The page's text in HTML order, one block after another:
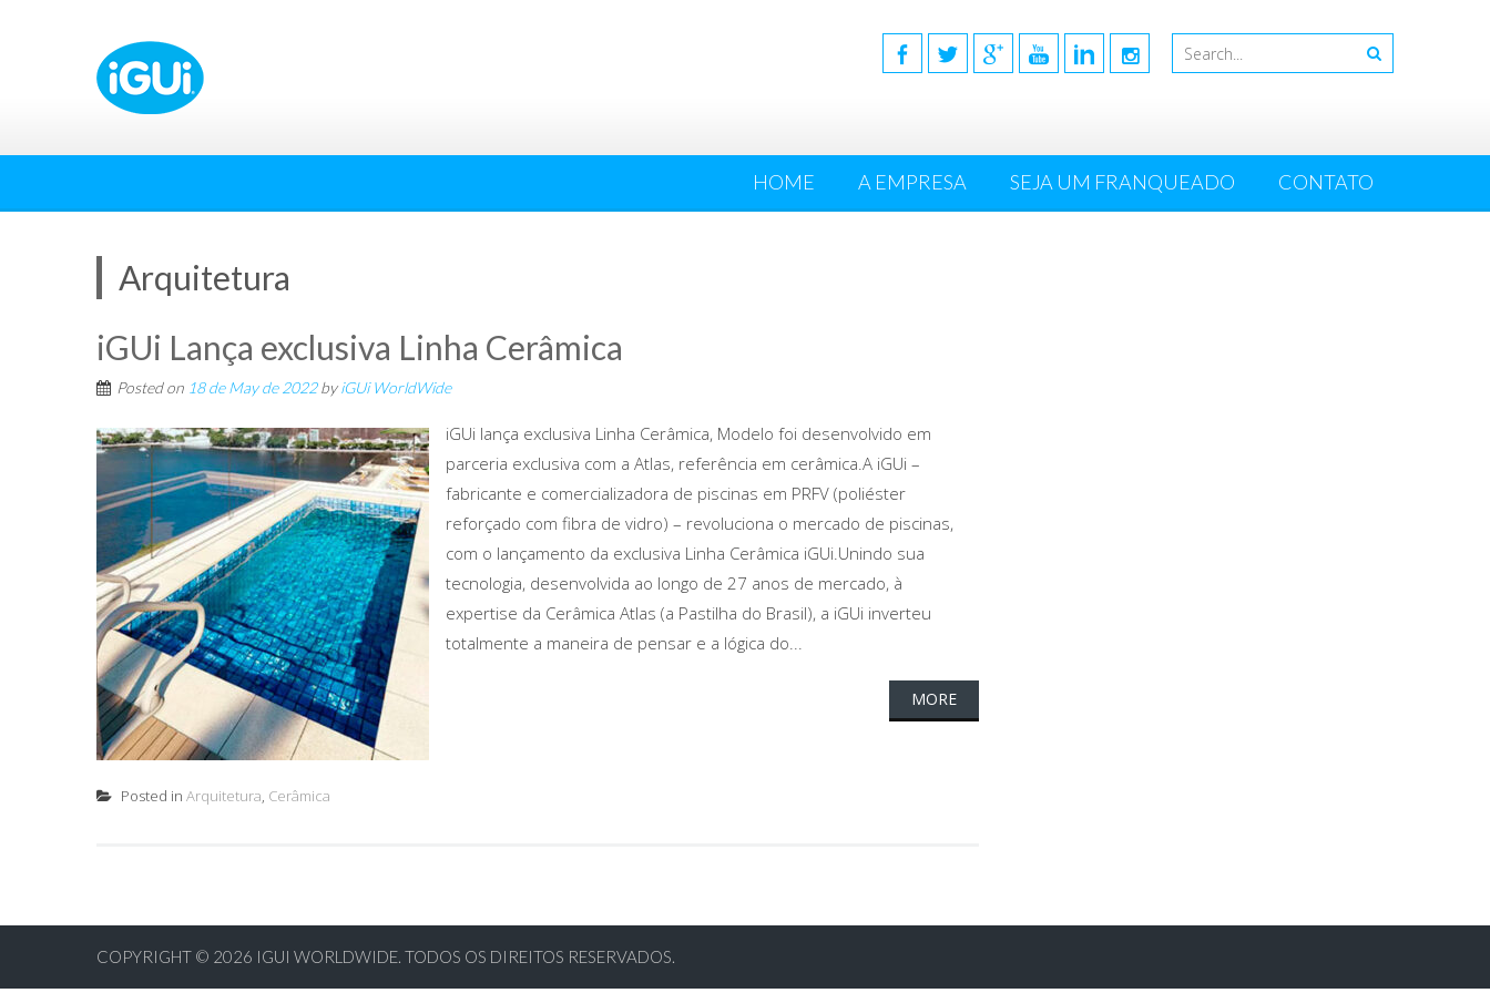
HOME A EMPRESA SEJA UM FRANQUEADO CONTATO
Arquitetura
iGUi Lança exclusiva Linha Cerâmica
Posted on 18 de May de 2022byiGUi WorldWide
iGUi lança exclusiva Linha Cerâmica, Modelo foi desenvolvido em
parceria exclusiva com a Atlas, referência em cerâmica.A iGUi –
fabricante e comercializadora de piscinas em PRFV (poliéster
reforçado com fibra de vidro) – revoluciona o mercado de piscinas,
com o lançamento da exclusiva Linha Cerâmica iGUi.Unindo sua
tecnologia, desenvolvida ao longo de 27 anos de mercado, à
expertise da Cerâmica Atlas (a Pastilha do Brasil), a iGUi inverteu
totalmente a maneira de pensar e a lógica do...
MORE
Posted in Arquitetura, Cerâmica
COPYRIGHT © 2026 IGUI WORLDWIDE. TODOS OS DIREITOS RESERVADOS.